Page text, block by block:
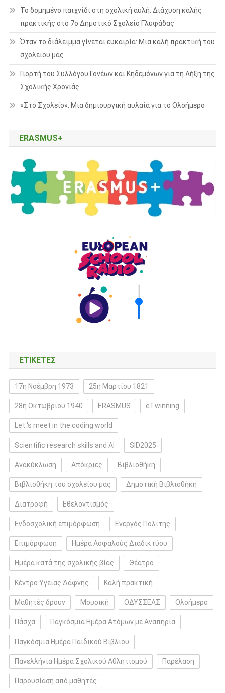
Το δομημένο παιχνίδι στη σχολική αυλή: Διάχυση καλής
πρακτικής στο 7ο Δημοτικό Σχολείο Γλυφάδας
Όταν το διάλειμμα γίνεται ευκαιρία: Μια καλή πρακτική του
σχολείου μας
Γιορτή του Συλλόγου Γονέων και Κηδεμόνων για τη Λήξη της
Σχολικής Χρονιάς
«Στο Σχολείο»: Μια δημιουργική αυλαία για το Ολοήμερο
ERASMUS+
ΕΤΙΚΈΤΕΣ
17η Νοέμβρη 1973 25η Μαρτίου 1821
28η Οκτωβρίου 1940 ERASMUS eTwinning
Let 's meet in the coding world
Scientific research skills and AI SID2025
Ανακύκλωση Απόκριες Βιβλιοθήκη
Βιβλιοθήκη του σχολείου μας Δημοτική Βιβλιοθήκη
Διατροφή Εθελοντισμός
Ενδοσχολική επιμόρφωση Ενεργός Πολίτης
Επιμόρφωση Ημέρα Ασφαλούς Διαδικτύου
Ημέρα κατά της σχολικής βίας Θέατρο
Κέντρο Υγείας Δάφνης Καλή πρακτική
Μαθητές δρουν Μουσική ΟΔΥΣΣΕΑΣ Ολοήμερο
Πάσχα Παγκόσμια Ημέρα Ατόμων με Αναπηρία
Παγκόσμια Ημέρα Παιδικού Βιβλίου
Πανελλήνια Ημέρα Σχολικού Αθλητισμού Παρέλαση
Παρουσίαση από μαθητές